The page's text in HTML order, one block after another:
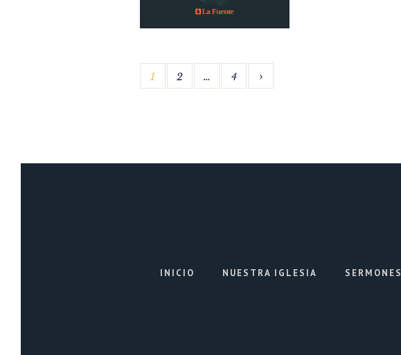
1 2 … 4
INICIO NUESTRA IGLESIA SERMONES